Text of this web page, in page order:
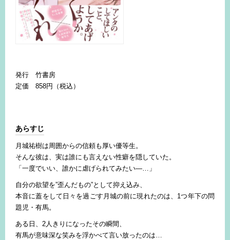
発行 竹書房
定価 858円（税込）
あらすじ
月城祐樹は周囲からの信頼も厚い優等生。
そんな彼は、実は誰にも言えない性癖を隠していた。
「一度でいい、誰かに虐げられてみたい―…」
自分の欲望を”歪んだもの”として抑え込み、
本音に蓋をして日々を過ごす月城の前に現れたのは、1つ年下の問
題児・有馬。
ある日、2人きりになったその瞬間、
有馬が意味深な笑みを浮かべて言い放ったのは…